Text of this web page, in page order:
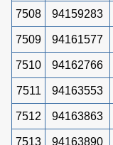
7508 94159283
7509 94161577
7510 94162766
7511 94163553
7512 94163863
7513 94163890